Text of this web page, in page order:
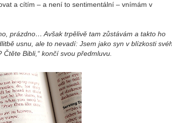
a cítím – a není to sentimentální – vnímám v
prázdno… Avšak trpělivě tam zůstávám a takto ho
usnu, ale to nevadí: Jsem jako syn v blízkosti
Čtěte Bibli,“ končí svou předmluvu.